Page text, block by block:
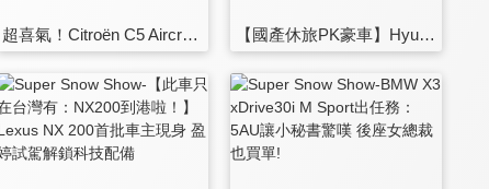
超喜氣！Citroën C5 Aircross 跳色套件! 盈婷發紅包啦！1.2升三缸引擎省稅 發大財啦! 【國產休旅PK豪車】Hyundai Tucson L GLT-B 滿滿質感與細節～美女房仲也驚呼：不輸豪宅！